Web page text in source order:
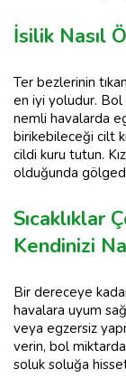
İsilik Nasıl
Ter bezlerinin
en iyi yoludur. Bol
nemli havalarda
birikebileceği cilt
cildi kuru tutun.
olduğunda
Sıcaklıklar
Kendinizi
Bir dereceye
havalara uyum
veya egzersiz
verin, bol miktarda
soluk soluğa